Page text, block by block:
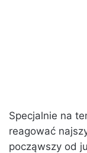
Specjalnie na
reagować
począwszy od